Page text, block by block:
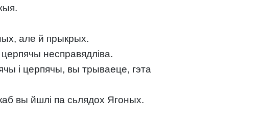
але й прыкрых.
несправядліва.
і церпячы, вы трываеце, гэта
вы йшлі па сьлядох Ягоных.